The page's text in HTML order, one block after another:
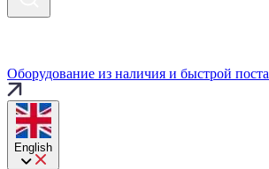
Оборудование из наличия и быстрой
English